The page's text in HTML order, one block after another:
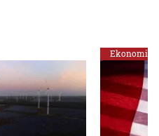
Ekonomika